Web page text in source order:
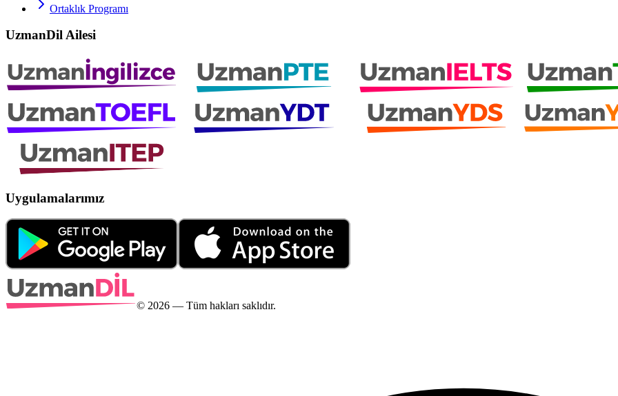
Ortaklık Programı
UzmanDil Ailesi
Uygulamalarımız
© 2026 — Tüm hakları saklıdır.